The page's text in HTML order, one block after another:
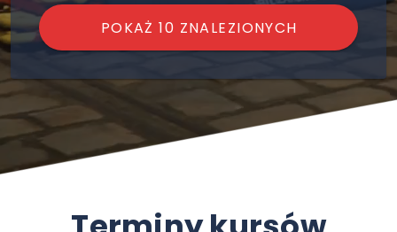
POKAŻ 10 ZNALEZIONYCH